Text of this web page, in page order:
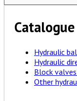
Catalogue
Hydraulic
Hydraulic
Block
Other